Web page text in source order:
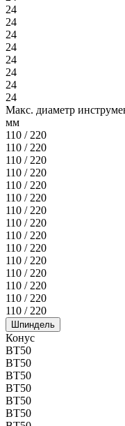
24
24
24
24
24
24
24
24
Макс. диаметр
мм
110 / 220
110 / 220
110 / 220
110 / 220
110 / 220
110 / 220
110 / 220
110 / 220
110 / 220
110 / 220
110 / 220
110 / 220
110 / 220
110 / 220
110 / 220
Шпиндель
Конус
BT50
BT50
BT50
BT50
BT50
BT50